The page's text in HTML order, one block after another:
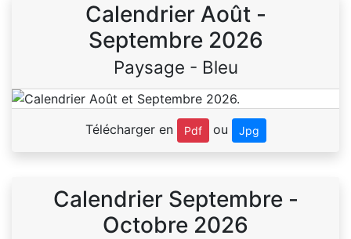
Calendrier Août -
Septembre 2026
Paysage - Bleu
Télécharger en Pdf ou Jpg
Calendrier Septembre -
Octobre 2026